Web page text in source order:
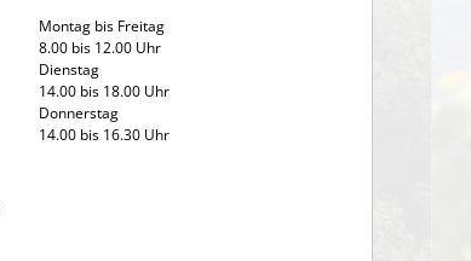
Montag bis Freitag
8.00 bis 12.00 Uhr
Dienstag
14.00 bis 18.00 Uhr
Donnerstag
14.00 bis 16.30 Uhr